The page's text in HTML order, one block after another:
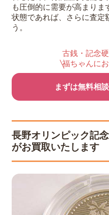
も圧倒的に需要が高まり
状態であれば、さらに査定
う。
古銭・記念
福ちゃんに
まずは無料相
長野オリンピック記
がお買取いたします